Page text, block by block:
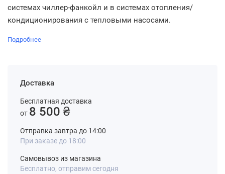
системах чиллер-фанкойл и в системах отопления/
кондиционирования с тепловыми насосами.
Подробнее
Доставка
Бесплатная доставка
от 8 500 ₴
Отправка завтра до 14:00
При заказе до 18:00
Самовывоз из магазина
Бесплатно, отправим сегодня